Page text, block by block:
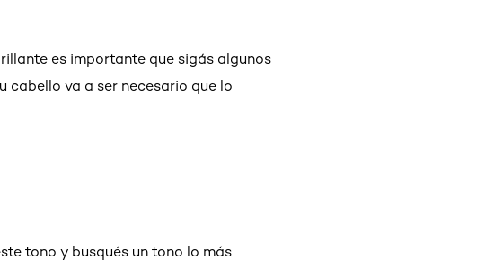
es importante que sigás algunos
cabello va a ser necesario que lo
tono y busqués un tono lo más